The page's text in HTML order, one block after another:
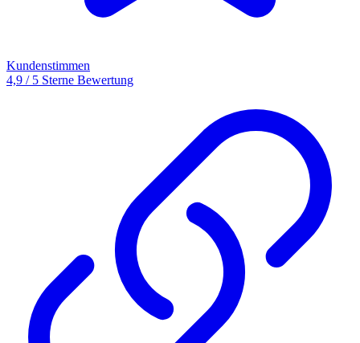
Kundenstimmen
4,9 / 5 Sterne Bewertung